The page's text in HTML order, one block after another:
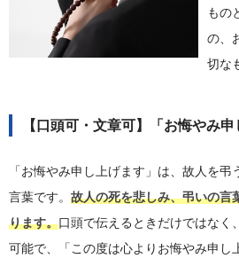
もの
の、
切な
【口頭可・文章可】「お悔やみ申
「お悔やみ申し上げます」は、故人を
言葉です。 故人の死を悲しみ、弔いの言
ります。口頭で伝えるときだけではなく
可能で、「この度は心よりお悔やみ申し